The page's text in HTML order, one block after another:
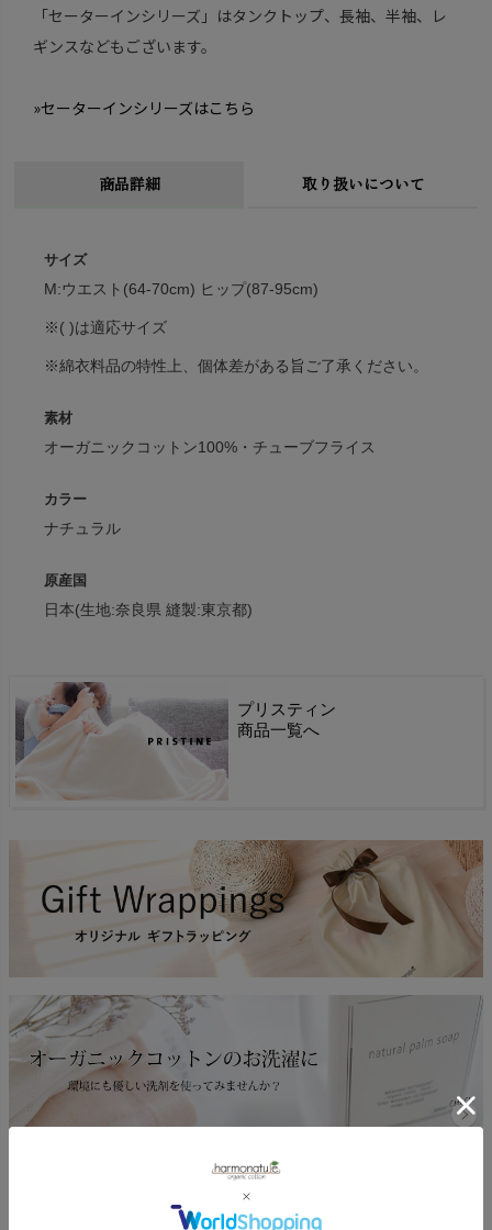
「セーターインシリーズ」はタンクトップ、長袖、半袖、レ
ギンスなどもございます。
»セーターインシリーズはこちら
商品詳細 取り扱いについて
サイズ
M:ウエスト(64-70cm) ヒップ(87-95cm)
※( )は適応サイズ
※綿衣料品の特性上、個体差がある旨ご了承ください。
素材
オーガニックコットン100%・チューブフライス
カラー
ナチュラル
原産国
日本(生地:奈良県 縫製:東京都)
プリスティン
商品一覧へ